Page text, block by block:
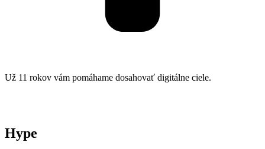
Už 11 rokov vám pomáhame dosahovať digitálne ciele.
Hype